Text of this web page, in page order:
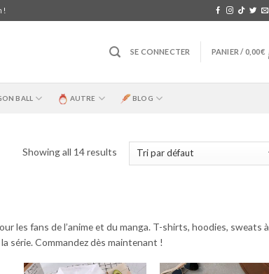
!
SE CONNECTER PANIER /0,00€
BALL AUTRE BLOG
Showing all 14 results
les fans de l’anime et du manga. T-shirts, hoodies, sweats à
série. Commandez dès maintenant !